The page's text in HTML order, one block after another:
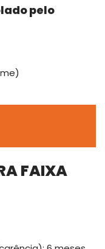
pelo
FAIXA